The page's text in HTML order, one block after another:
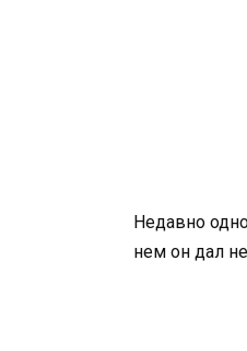
Недавно
нем он дал